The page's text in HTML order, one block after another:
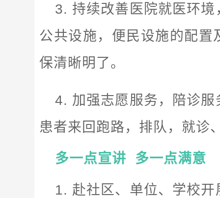
3. 持续改善医院就医环
公共设施，便民设施的配
保清晰明了。
4. 加强志愿服务，陪诊
患者来回跑路，排队，就诊
多一点宣讲 多一点满意
1. 赴社区、单位、学校